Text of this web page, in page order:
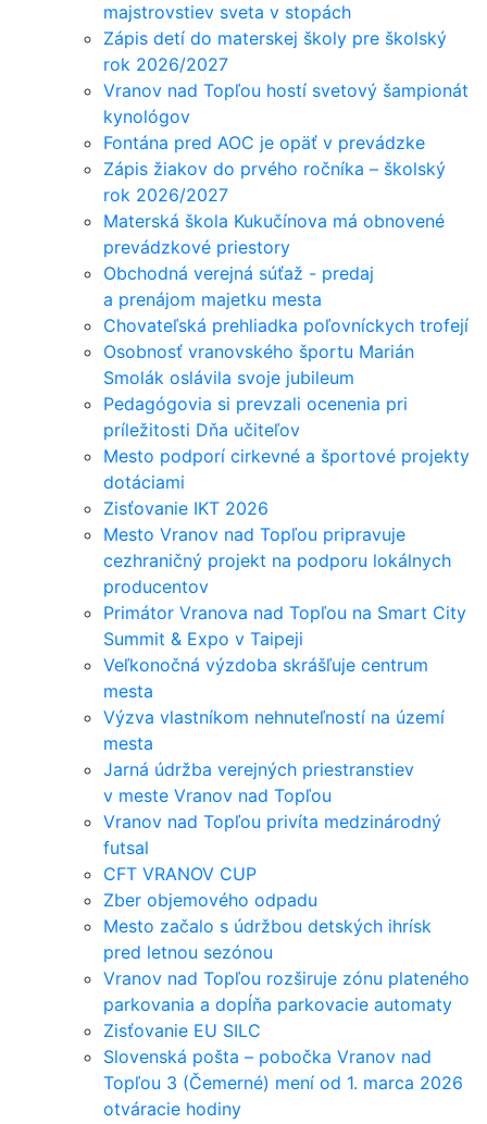
majstrovstiev sveta v stopách
Zápis detí do materskej školy pre školský
rok 2026/2027
Vranov nad Topľou hostí svetový šampionát
kynológov
Fontána pred AOC je opäť v prevádzke
Zápis žiakov do prvého ročníka – školský
rok 2026/2027
Materská škola Kukučínova má obnovené
prevádzkové priestory
Obchodná verejná súťaž - predaj
a prenájom majetku mesta
Chovateľská prehliadka poľovníckych trofejí
Osobnosť vranovského športu Marián
Smolák oslávila svoje jubileum
Pedagógovia si prevzali ocenenia pri
príležitosti Dňa učiteľov
Mesto podporí cirkevné a športové projekty
dotáciami
Zisťovanie IKT 2026
Mesto Vranov nad Topľou pripravuje
cezhraničný projekt na podporu lokálnych
producentov
Primátor Vranova nad Topľou na Smart City
Summit & Expo v Taipeji
Veľkonočná výzdoba skrášľuje centrum
mesta
Výzva vlastníkom nehnuteľností na území
mesta
Jarná údržba verejných priestranstiev
v meste Vranov nad Topľou
Vranov nad Topľou privíta medzinárodný
futsal
CFT VRANOV CUP
Zber objemového odpadu
Mesto začalo s údržbou detských ihrísk
pred letnou sezónou
Vranov nad Topľou rozširuje zónu plateného
parkovania a dopĺňa parkovacie automaty
Zisťovanie EU SILC
Slovenská pošta – pobočka Vranov nad
Topľou 3 (Čemerné) mení od 1. marca 2026
otváracie hodiny